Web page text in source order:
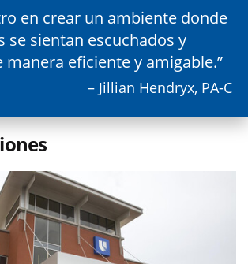
en crear un ambiente donde
se sientan escuchados y
manera eficiente y amigable.
– Jillian Hendryx, PA-C